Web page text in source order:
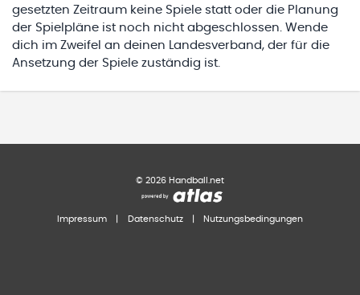
gesetzten Zeitraum keine Spiele statt oder die Planung
der Spielpläne ist noch nicht abgeschlossen. Wende
dich im Zweifel an deinen Landesverband, der für die
Ansetzung der Spiele zuständig ist.
© 2026 Handball.net
Impressum Datenschutz Nutzungsbedingungen